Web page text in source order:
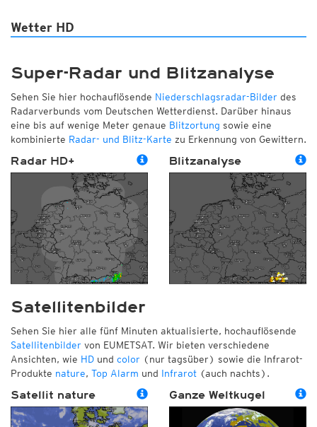
Wetter HD
Super-Radar und Blitzanalyse
Sehen Sie hier hochauflösende Niederschlagsradar-Bilder des
Radarverbunds vom Deutschen Wetterdienst. Darüber hinaus
eine bis auf wenige Meter genaue Blitzortung sowie eine
kombinierte Radar- und Blitz-Karte zu Erkennung von Gewittern.
Radar HD+ Blitzanalyse
Satellitenbilder
Sehen Sie hier alle fünf Minuten aktualisierte, hochauflösende
Satellitenbilder von EUMETSAT. Wir bieten verschiedene
Ansichten, wie HD und color (nur tagsüber) sowie die Infrarot-
Produkte nature, Top Alarm und Infrarot (auch nachts).
Satellit nature Ganze Weltkugel